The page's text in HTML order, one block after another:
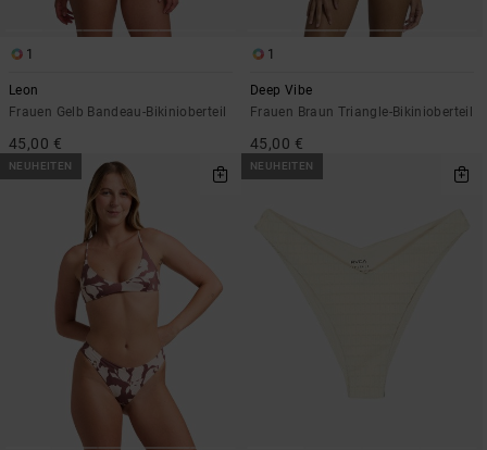
1
Leon
Frauen Gelb Bandeau-Bikinioberteil
45,00 €
1
Deep Vibe
Frauen Braun Triangle-Bikinioberteil
45,00 €
NEUHEITEN NEUHEITEN